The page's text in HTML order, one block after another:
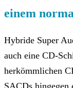
einem
Hybride Super
auch eine CD-
herkömmlichen
SACDs hingegen